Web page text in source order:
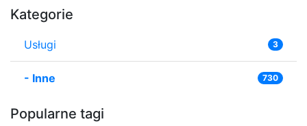
Kategorie
Usługi 3
- Inne 730
Popularne tagi